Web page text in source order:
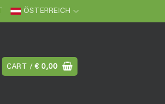
ÖSTERREICH
CART /€ 0,00